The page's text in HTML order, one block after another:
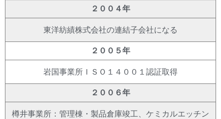
２００４年
東洋紡績株式会社の連結子会社になる
２００５年
岩国事業所ＩＳＯ１４００１認証取得
２００６年
樽井事業所：管理棟・製品倉庫竣工、ケミカルエッチン